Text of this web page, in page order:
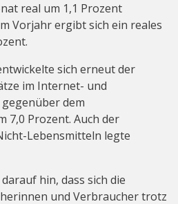
real um 1,1 Prozent
Vorjahr ergibt sich ein reales
sich erneut der
im Internet- und
dem
7,0 Prozent. Auch der
Lebensmitteln legte
hin, dass sich die
und Verbraucher trotz